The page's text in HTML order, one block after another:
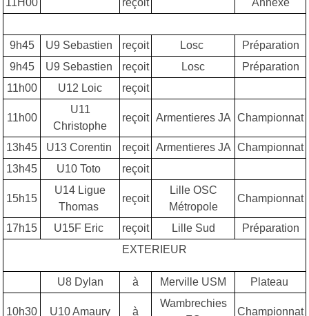
9h45 U9 Sebastien reçoit Losc
Préparation
9h45
U9 Sebastien reçoit Losc
Préparation
11h00
U12 Loic reçoit
11h00
U11
Christophe
reçoit Armentieres JA Championnat
13h45 U13 Corentin reçoit Armentieres JA Championnat
13h45
U10 Toto reçoit
15h15
U14 Ligue
Thomas
reçoit
Lille OSC
Métropole
Championnat
17h15 U15F Eric reçoit Lille Sud
Préparation
EXTERIEUR
U8 Dylan à Merville USM Plateau
10h30 U10 Amaury à
Wambrechies
Championnat